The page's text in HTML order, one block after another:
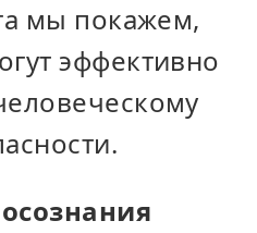
мы покажем,
эффективно